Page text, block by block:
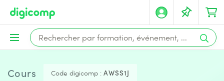
Cours Code digicomp : AWSS1J